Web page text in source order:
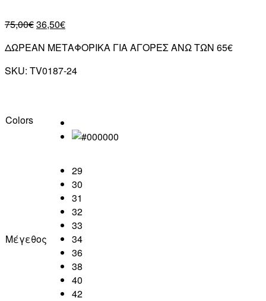
75,00€36,50€
ΔΩΡΕΑΝ ΜΕΤΑΦΟΡΙΚΑ ΓΙΑ ΑΓΟΡΕΣ ΑΝΩ ΤΩΝ 65€
SKU: TV0187-24
Colors
Μέγεθος
29
30
31
32
33
34
36
38
40
42